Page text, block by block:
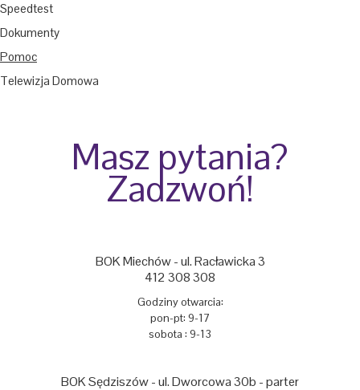
Speedtest
Dokumenty
Pomoc
Telewizja Domowa
Masz pytania?
Zadzwoń!
BOK Miechów - ul. Racławicka 3
412 308 308
Godziny otwarcia:
pon-pt: 9-17
sobota : 9-13
BOK Sędziszów - ul. Dworcowa 30b - parter